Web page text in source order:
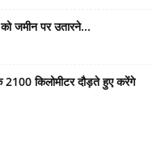
जमीन पर उतारने...
2100 किलोमीटर दौड़ते हुए करेंगे